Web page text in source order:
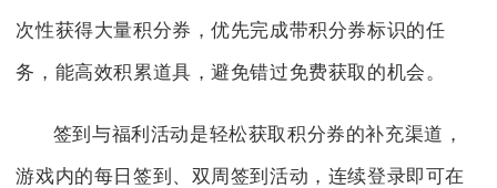
次性获得大量积分券，优先完成带积分券标识的任
务，能高效积累道具，避免错过免费获取的机会。
签到与福利活动是轻松获取积分券的补充渠道，
游戏内的每日签到、双周签到活动，连续登录即可在